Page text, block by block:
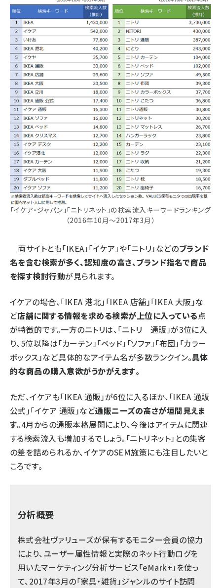
「イケア・ジャパン」「ニトリネット」の検索流入キーワードランキング
（2016年10月～2017年3月）
両サイトとも「IKEA」「イケア」や「ニトリ」などのブランド
名を含む検索が多く、認知度の高さ、ブランド指名で商品
を探す検討行動が見られます。
イケアの場合、「IKEA 港北」「IKEA 店舗」「IKEA 大阪」な
ど店舗に関する情報を求める検索が上位に入っている点
が特徴的です。一方のニトリは、「ニトリ 通販」が3位に入
り、5位以降は「カーテン」「ベッド」「ソファ」「布団」「カラー
ボックス」など具体的なアイテム名が多数ランクイン。具体
的な商品の購入意欲がうかがえます。
ただ、イケアも「IKEA 通販」が6位に入るほか、「IKEA 通販
公式」「イケア 通販」など通販ニーズの高さが垣間見えま
す。4月からの通販本格展開により、今後はアイテムに関連
する検索流入も増加するでしょう。「ニトリネット」との集客
の差を詰められるか、イケアのSEM施策にも注目したいと
ころです。
分析概要
株式会社ヴァリューズが保有するモニター会員の協力
により、ユーザー属性情報と実際のネット行動ログを
用いたマーケティング分析サービス「eMark+」を使っ
て、2017年3月の「家具・雑貨」ジャンルのサイト訪問